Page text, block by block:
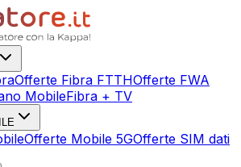
Offerte Fibra FTTHOfferte FWA
MobileFibra + TV
Offerte Mobile 5GOfferte SIM dati